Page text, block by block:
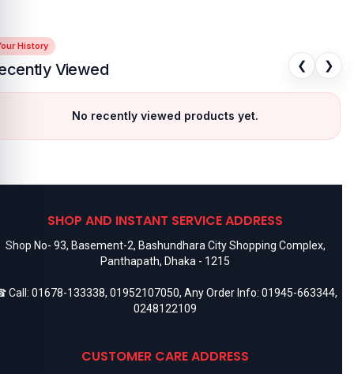
History
Viewed ❮ ❯
No recently viewed products yet.
SHOP AND INSTANT SERVICE ADDRESS
Shop No- 93, Basement-2, Bashundhara City Shopping Complex,
Panthapath, Dhaka - 1215
Call: 01678-133338, 01952107050, Any Order Info: 01945-663344,
0248122109
CUSTOMER CARE ADDRESS